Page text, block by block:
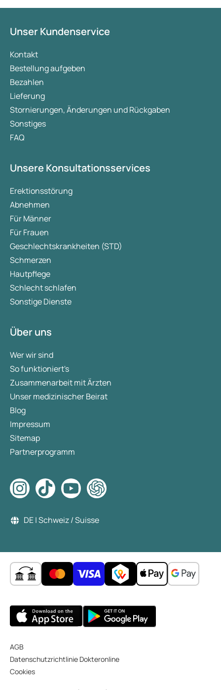
Unser Kundenservice
Kontakt
Bestellung aufgeben
Bezahlen
Lieferung
Stornierungen, Änderungen und Rückgaben
Sonstiges
FAQ
Unsere Konsultationsservices
Erektionsstörung
Abnehmen
Für Männer
Für Frauen
Geschlechtskrankheiten (STD)
Schmerzen
Hautpflege
Schlecht schlafen
Sonstige Dienste
Über uns
Wer wir sind
So funktioniert's
Zusammenarbeit mit Ärzten
Unser medizinischer Beirat
Blog
Impressum
Sitemap
Partnerprogramm
DE | Schweiz / Suisse
AGB
Datenschutzrichtlinie Dokteronline
Cookies